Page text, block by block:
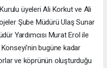
üyeleri Ali Korkut ve Ali
Şube Müdürü Ulaş Sunar
Yardımcısı Murat Erol ile
bugüne kadar
ve köprünün oluşturduğu